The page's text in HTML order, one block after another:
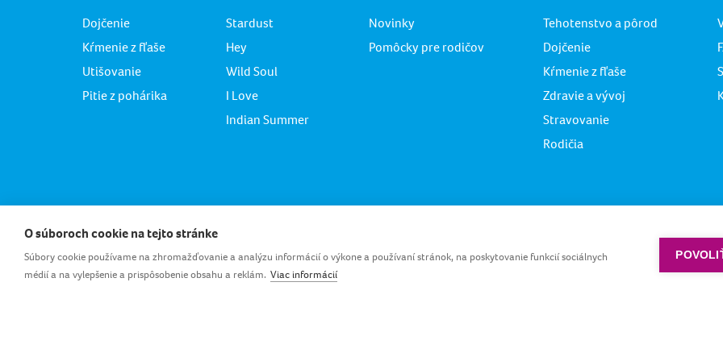
Dojčenie
Kŕmenie z fľaše
Utišovanie
Pitie z pohárika
Stardust
Hey
Wild Soul
I Love
Indian Summer
Novinky
Pomôcky pre rodičov
Tehotenstvo a pôrod
Dojčenie
Kŕmenie z fľaše
Zdravie a vývoj
Stravovanie
Rodičia
Podmienky
© podľa LOVI.
O súboroch cookie na tejto stránke
Súbory cookie používame na zhromažďovanie a analýzu informácií o výkone a používaní stránok, na poskytovanie funkcií sociálnych
médií a na vylepšenie a prispôsobenie obsahu a reklám. Viac informácií